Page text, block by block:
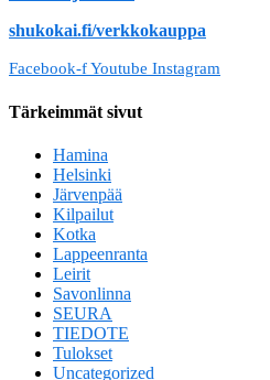
shukokai.fi/verkkokauppa
Facebook-fYoutube Instagram
Tärkeimmät sivut
Hamina
Helsinki
Järvenpää
Kilpailut
Kotka
Lappeenranta
Leirit
Savonlinna
SEURA
TIEDOTE
Tulokset
Uncategorized